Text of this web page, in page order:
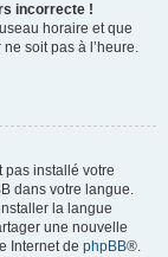
incorrecte !
horaire et que
soit pas à l’heure.
pas installé votre
dans votre langue.
la langue
une nouvelle
Internet de phpBB®.